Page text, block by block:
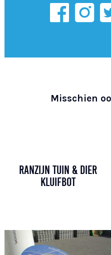
Misschien
RANZIJN TUIN & DIER
KLUIFBOT